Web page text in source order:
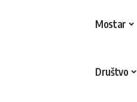
Mostar
Društvo